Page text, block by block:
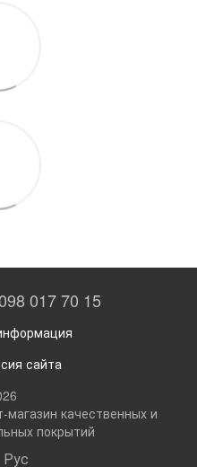
017 70 15
сайта
магазин качественных и
покрытий
Рус